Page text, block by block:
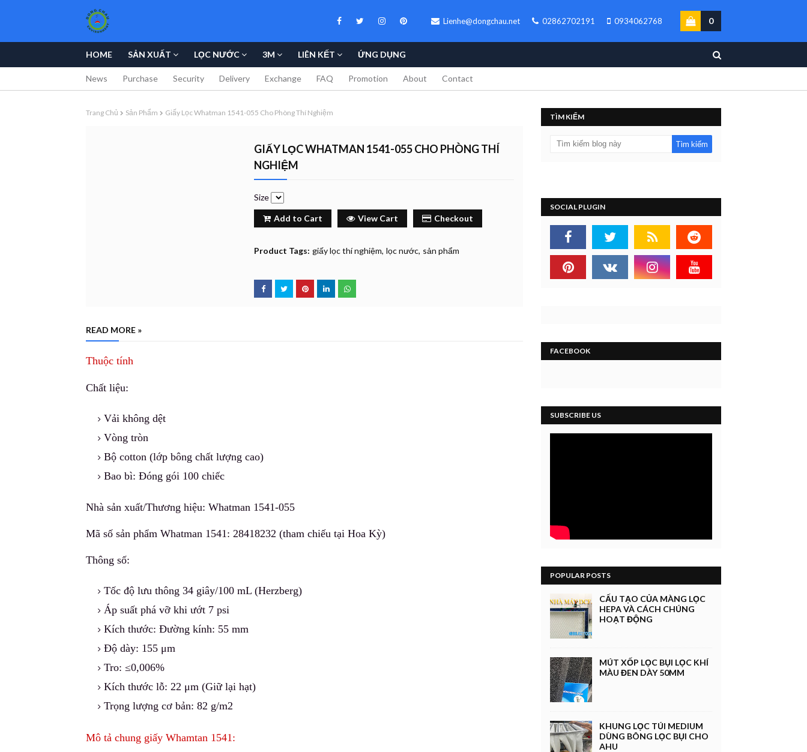
Lienhe@dongchau.net 02862702191 0934062768 0
HOME SẢN XUẤT LỌC NƯỚC 3M LIÊN KẾT ỨNG DỤNG
News Purchase Security Delivery Exchange FAQ Promotion About Contact
Trang Chủ Sản Phẩm Giấy Lọc Whatman 1541-055 Cho Phòng Thí Nghiệm
GIẤY LỌC WHATMAN 1541-055 CHO PHÒNG THÍ
NGHIỆM
Size
Add to Cart View Cart Checkout
Product Tags: giấy lọc thí nghiệm lọc nước sản phẩm
READ MORE »
Thuộc tính
Chất liệu:
Vải không dệt
Vòng tròn
Bộ cotton (lớp bông chất lượng cao)
Bao bì: Đóng gói 100 chiếc
Nhà sản xuất/Thương hiệu: Whatman 1541-055
Mã số sản phẩm Whatman 1541: 28418232 (tham chiếu tại Hoa Kỳ)
Thông số:
Tốc độ lưu thông 34 giây/100 mL (Herzberg)
Áp suất phá vỡ khi ướt 7 psi
Kích thước: Đường kính: 55 mm
Độ dày: 155 μm
Tro: ≤0,006%
Kích thước lỗ: 22 μm (Giữ lại hạt)
Trọng lượng cơ bản: 82 g/m2
Mô tả chung giấy Whamtan 1541:
TÌM KIẾM
SOCIAL PLUGIN
FACEBOOK
SUBSCRIBE US
POPULAR POSTS
CẤU TẠO CỦA MÀNG LỌC
HEPA VÀ CÁCH CHÚNG
HOẠT ĐỘNG
MÚT XỐP LỌC BỤI LỌC KHÍ
MÀU ĐEN DÀY 50MM
KHUNG LỌC TÚI MEDIUM
DÙNG BÔNG LỌC BỤI CHO
AHU